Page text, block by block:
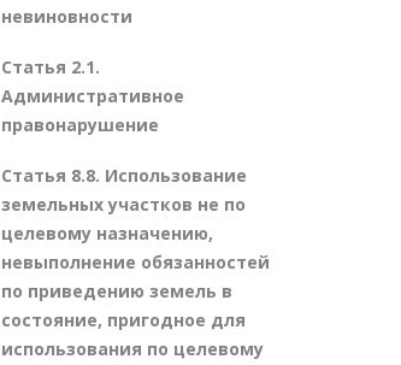
невиновности
Статья 2.1.
Административное
правонарушение
Статья 8.8. Использование
земельных участков не по
целевому назначению,
невыполнение обязанностей
по приведению земель в
состояние, пригодное для
использования по целевому